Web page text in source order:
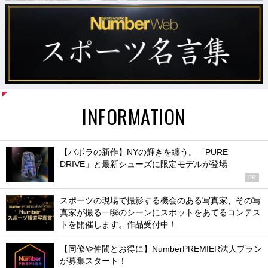
INFORMATION
【バボラの新作】NYの輝きを纏う。「PURE
DRIVE」と最新シューズに限定モデルが登場
PR
スポーツの現場で撮影する機会のある写真家、その写
真家が撮る一瞬のシーンにスポットをあてるコンテス
トを開催します。作品受付中！
【同僚や仲間とお得に】NumberPREMIER法人プラン
が募集スタート！